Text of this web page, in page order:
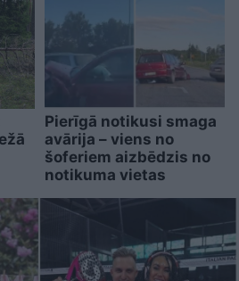
Pierīgā notikusi smaga
avārija – viens no
šoferiem aizbēdzis no
notikuma vietas